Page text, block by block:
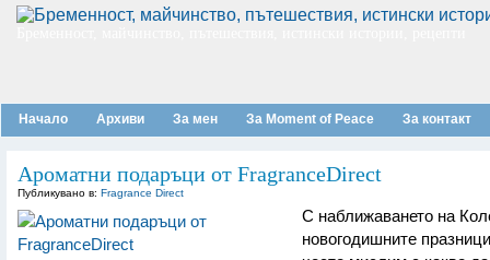
Начало Архиви За мен За Moment of Peace За контакт
Ароматни подаръци от FragranceDirect
Публикувано в: Fragrance Direct
С наближаването на
новогодишните